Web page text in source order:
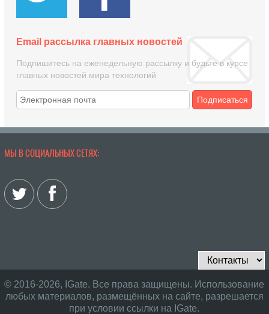
Email рассылка главных новостей
Подпишитесь на еженедельную рассылку и будьте в курсе
главных новостей мира технологий
Подписаться
МЫ В СОЦИАЛЬНЫХ СЕТЯХ:
© 2016-2026, IGate. Все права защищены. Использование
любых материалов, размещённых на сайте, разрешается
при условии ссылки на IGate.